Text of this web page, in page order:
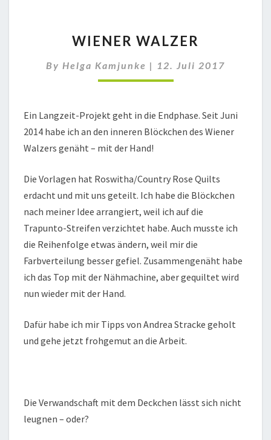
WALZER
WIENER WALZER
By Helga Kamjunke | 12. Juli 2017
Ein Langzeit-Projekt geht in die Endphase. Seit Juni
2014 habe ich an den inneren Blöckchen des Wiener
Walzers genäht – mit der Hand!
Die Vorlagen hat Roswitha/Country Rose Quilts
erdacht und mit uns geteilt. Ich habe die Blöckchen
nach meiner Idee arrangiert, weil ich auf die
Trapunto-Streifen verzichtet habe. Auch musste ich
die Reihenfolge etwas ändern, weil mir die
Farbverteilung besser gefiel. Zusammengenäht habe
ich das Top mit der Nähmachine, aber gequiltet wird
nun wieder mit der Hand.
Dafür habe ich mir Tipps von Andrea Stracke geholt
und gehe jetzt frohgemut an die Arbeit.
Die Verwandschaft mit dem Deckchen lässt sich nicht
leugnen – oder?